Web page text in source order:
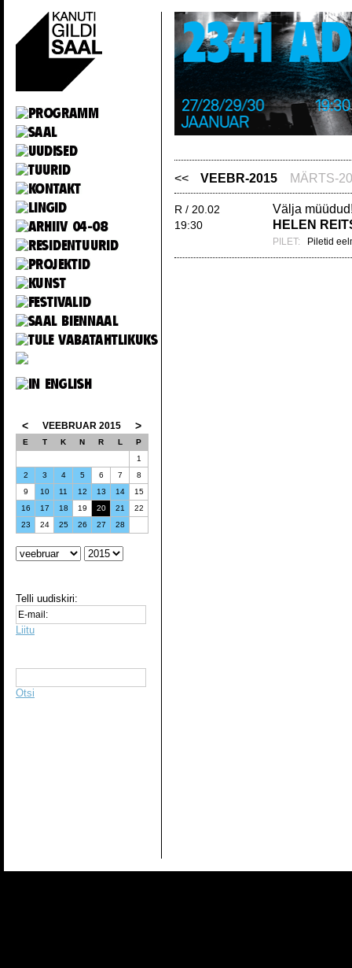
< VEEBRUAR 2015 >
E T K N R L
P
1
2
3 4 5 6 7
8
9
10 11 12 13 14
15
16
17 18 19 20 21
22
23
24 25 26 27 28
Telli uudiskiri:
Liitu
Otsi
<< VEEBR-2015 MÄRTS-
R / 20.02
19:30
Välja
HELEN
PILET: Piletid